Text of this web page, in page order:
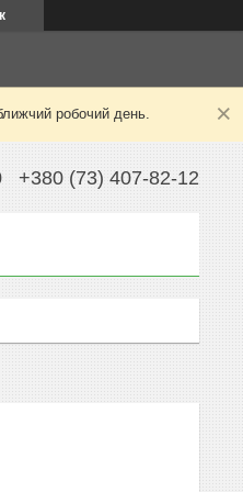
робочий день.
+380 (73) 407-82-12